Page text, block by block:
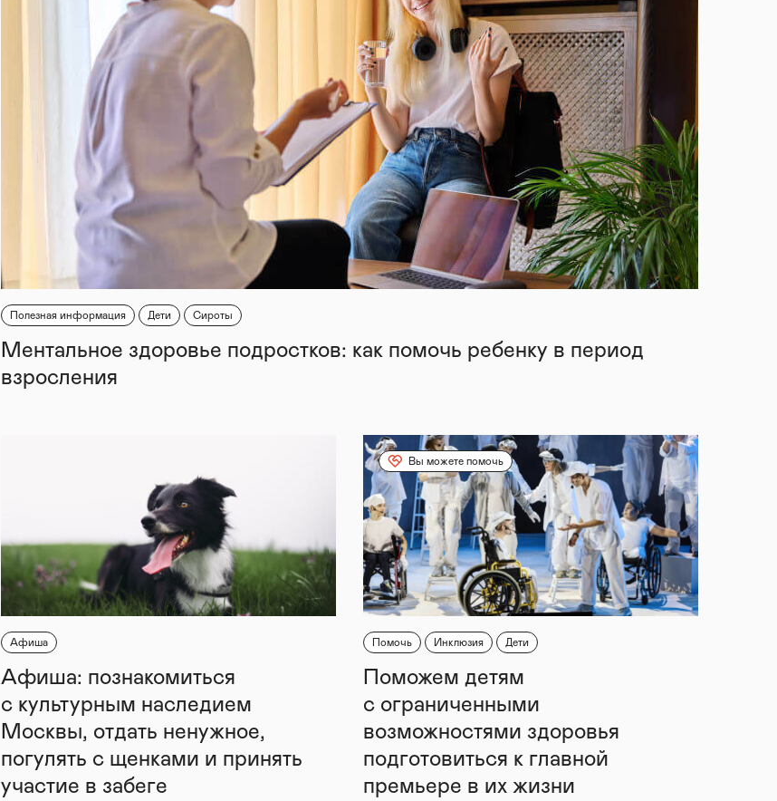
Полезная информация Дети Сироты
Ментальное здоровье подростков: как помочь ребенку в период
взросления
Афиша
Афиша: познакомиться
с культурным наследием
Москвы, отдать ненужное,
погулять с щенками и принять
участие в забеге
Вы можете помочь
Помочь Инклюзия Дети
Поможем детям
с ограниченными
возможностями здоровья
подготовиться к главной
премьере в их жизни